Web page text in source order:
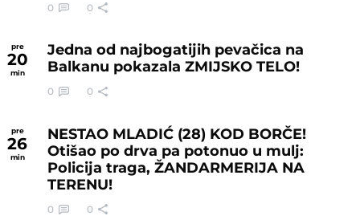
0 0
pre
20
min
Jedna od najbogatijih pevačica na
Balkanu pokazala ZMIJSKO TELO!
0 0
pre
26
min
NESTAO MLADIĆ (28) KOD BORČE!
Otišao po drva pa potonuo u mulj:
Policija traga, ŽANDARMERIJA NA
TERENU!
0 0